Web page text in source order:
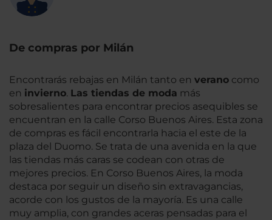
De compras por Milán
Encontrarás rebajas en Milán tanto en verano como
en invierno. Las tiendas de moda más
sobresalientes para encontrar precios asequibles se
encuentran en la calle Corso Buenos Aires. Esta zona
de compras es fácil encontrarla hacia el este de la
plaza del Duomo. Se trata de una avenida en la que
las tiendas más caras se codean con otras de
mejores precios. En Corso Buenos Aires, la moda
destaca por seguir un diseño sin extravagancias,
acorde con los gustos de la mayoría. Es una calle
muy amplia, con grandes aceras pensadas para el